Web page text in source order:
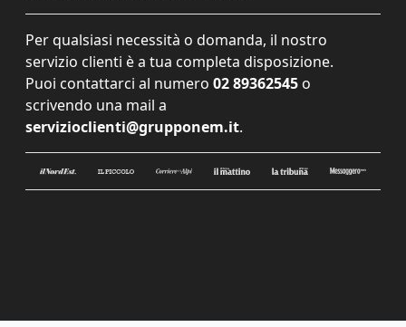
Per qualsiasi necessità o domanda, il nostro
servizio clienti è a tua completa disposizione.
Puoi contattarci al numero 02 89362545 o
scrivendo una mail a
servizioclienti@grupponem.it.